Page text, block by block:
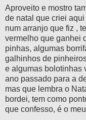
Aproveito e mostro
de natal que criei
num arranjo que fiz ,
vermelho que ganhei
pinhas, algumas
galhinhos de
e algumas bolotinhas
ano passado para a
mas que lembra o
bordei, tem como
que confesso, é o